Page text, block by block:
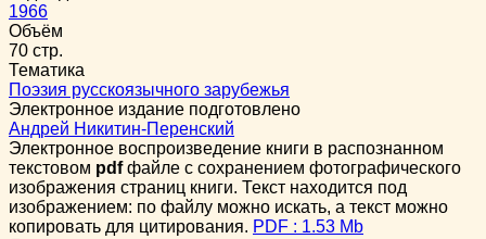
1966
Объём
70 стр.
Тематика
Поэзия русскоязычного зарубежья
Электронное издание подготовлено
Андрей Никитин-Перенский
Электронное воспроизведение книги в распознанном
текстовом pdfфайле с сохранением фотографического
изображения страниц книги. Текст находится под
изображением: по файлу можно искать, а текст можно
копировать для цитирования. PDF : 1.53 Mb